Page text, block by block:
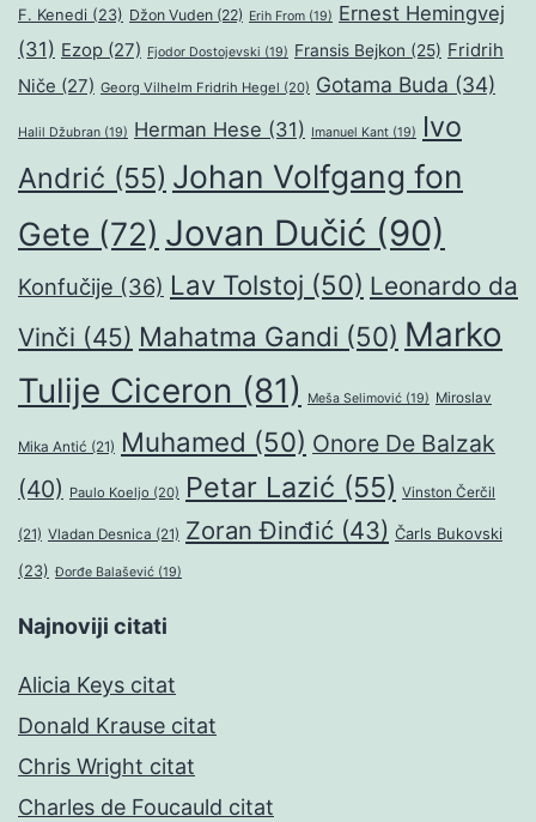
F. Kenedi (23) Džon Vuden (22) Erih From (19) Ernest Hemingvej
(31) Ezop (27) Fjodor Dostojevski (19) Fransis Bejkon (25) Fridrih
Niče (27) Georg Vilhelm Fridrih Hegel (20) Gotama Buda (34)
Halil Džubran (19) Herman Hese (31) Imanuel Kant (19)
Ivo
Andrić (55) Johan Volfgang fon
Gete (72) Jovan Dučić (90)
Konfučije (36) Lav Tolstoj (50) Leonardo da
Vinči (45) Mahatma Gandi (50) Marko
Tulije Ciceron (81) Meša Selimović (19) Miroslav
Mika Antić (21) Muhamed (50) Onore De Balzak
(40) Paulo Koeljo (20) Petar Lazić (55) Vinston Čerčil
(21) Vladan Desnica (21) Zoran Đinđić (43) Čarls Bukovski
(23) Đorđe Balašević (19)
Najnoviji citati
Alicia Keys citat
Donald Krause citat
Chris Wright citat
Charles de Foucauld citat